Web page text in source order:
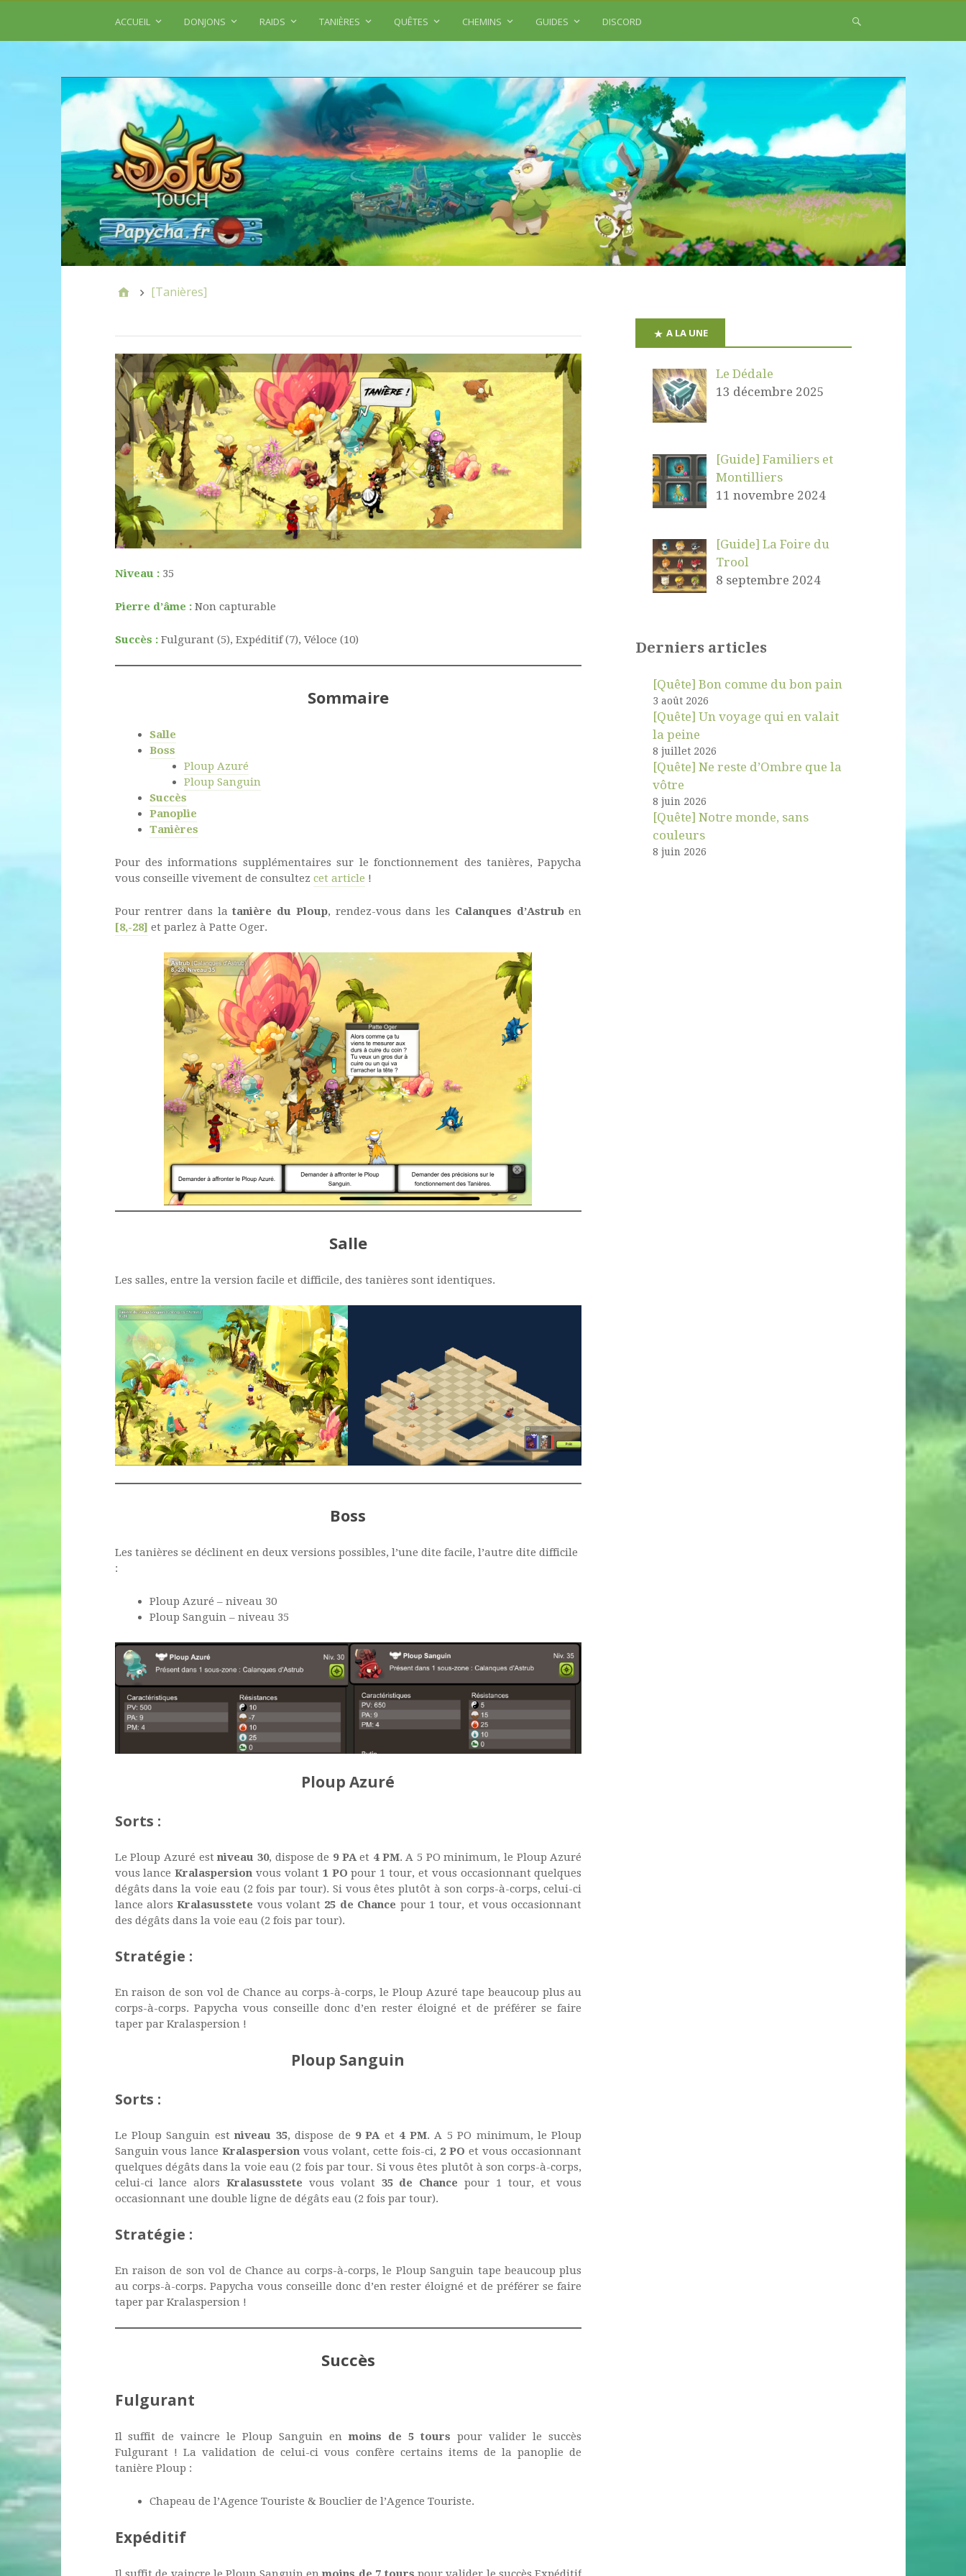
ACCUEIL DONJONS RAIDS TANIÈRES QUÊTES CHEMINS GUIDES DISCORD
[Tanières]
Niveau :35
Pierre d’âme :Non capturable
Succès : Fulgurant (5), Expéditif (7), Véloce (10)
Sommaire
Salle
Boss
Ploup Azuré
Ploup Sanguin
Succès
Panoplie
Tanières
Pour des informations supplémentaires sur le fonctionnement des tanières, Papycha
vous conseille vivement de consultez cet article !
Pour rentrer dans latanière du Ploup, rendez-vous dans les Calanques d’Astruben
[8,-28] et parlez à Patte Oger.
Salle
Les salles, entre la version facile et difficile, des tanières sont identiques.
Boss
Les tanières se déclinent en deux versions possibles, l’une dite facile, l’autre dite difficile
:
Ploup Azuré – niveau 30
Ploup Sanguin – niveau 35
Ploup Azuré
Sorts :
Le Ploup Azuré estniveau 30, dispose de 9 PAet 4 PM. A 5 PO minimum, le Ploup Azuré
vous lanceKralaspersionvous volant 1 PO pour 1 tour, et vous occasionnant quelques
dégâts dans la voie eau (2 fois par tour). Si vous êtes plutôt à son corps-à-corps, celui-ci
lance alorsKralasusstete vous volant 25 de Chance pour 1 tour, et vous occasionnant
des dégâts dans la voie eau (2 fois par tour).
Stratégie :
En raison de son vol de Chance au corps-à-corps, le Ploup Azuré tape beaucoup plus au
corps-à-corps. Papycha vous conseille donc d’en rester éloigné et de préférer se faire
taper par Kralaspersion !
Ploup Sanguin
Sorts :
Le Ploup Sanguin estniveau 35, dispose de 9 PAet4 PM. A 5 PO minimum, le Ploup
Sanguin vous lanceKralaspersion vous volant, cette fois-ci, 2 PO et vous occasionnant
quelques dégâts dans la voie eau (2 fois par tour. Si vous êtes plutôt à son corps-à-corps,
celui-ci lance alorsKralasusstete vous volant 35 de Chancepour 1 tour, et vous
occasionnant une double ligne de dégâts eau (2 fois par tour).
Stratégie :
En raison de son vol de Chance au corps-à-corps, le Ploup Sanguin tape beaucoup plus
au corps-à-corps. Papycha vous conseille donc d’en rester éloigné et de préférer se faire
taper par Kralaspersion !
Succès
Fulgurant
Il suffit de vaincre le Ploup Sanguin enmoins de 5 tours pour valider le succès
Fulgurant ! La validation de celui-ci vous confère certains items de la panoplie de
tanière Ploup :
Chapeau de l’Agence Touriste & Bouclier de l’Agence Touriste.
Expéditif
A LA UNE
Le Dédale
13 décembre 2025
[Guide] Familiers et
Montilliers
11 novembre 2024
[Guide] La Foire du
Trool
8 septembre 2024
Derniers articles
[Quête] Bon comme du bon pain
3 août 2026
[Quête] Un voyage qui en valait
la peine
8 juillet 2026
[Quête] Ne reste d’Ombre que la
vôtre
8 juin 2026
[Quête] Notre monde, sans
couleurs
8 juin 2026